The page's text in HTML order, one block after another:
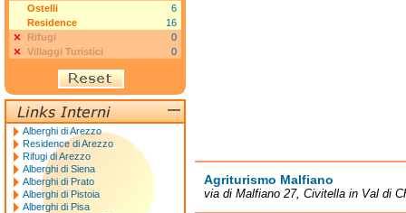
Agriturismo Malfiano
via di Malfiano 27, Civitella in Val di
Ostelli
6
Residence
16
Rifugi
0
Villaggi Turistici
0
Alberghi di Arezzo
Residence di Arezzo
Rifugi di Arezzo
Alberghi di Siena
Alberghi di Prato
Alberghi di Pistoia
Alberghi di Pisa